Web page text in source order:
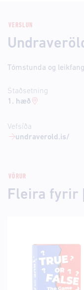
VERSLUN
Tómstunda og
Staðsetning
1. hæð
Vefsíða
undraverold.is/
VÖRUR
Fleira fyrir